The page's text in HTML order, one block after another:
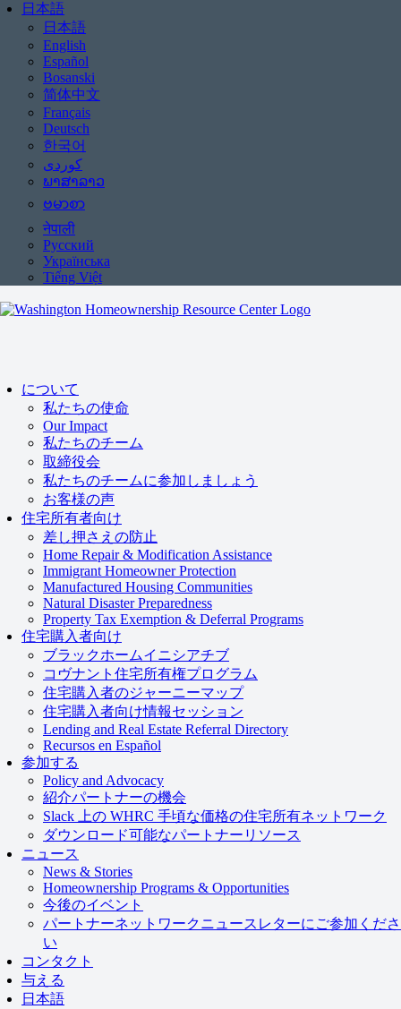
日本語
日本語
English
Español
Bosanski
简体中文
Français
Deutsch
한국어
ພາສາລາວ
ဗမာစာ
नेपाली
Русский
Українська
Tiếng Việt
について
私たちの使命
Our Impact
私たちのチーム
取締役会
私たちのチームに参加しましょう
お客様の声
住宅所有者向け
差し押さえの防止
Home Repair & Modification Assistance
Immigrant Homeowner Protection
Manufactured Housing Communities
Natural Disaster Preparedness
Property Tax Exemption & Deferral Programs
住宅購入者向け
ブラックホームイニシアチブ
コヴナント住宅所有権プログラム
住宅購入者のジャーニーマップ
住宅購入者向け情報セッション
Lending and Real Estate Referral Directory
Recursos en Español
参加する
Policy and Advocacy
紹介パートナーの機会
Slack 上の WHRC 手頃な価格の住宅所有ネットワーク
ダウンロード可能なパートナーリソース
ニュース
News & Stories
Homeownership Programs & Opportunities
今後のイベント
パートナーネットワークニュースレターにご参加くださ
い
コンタクト
与える
日本語